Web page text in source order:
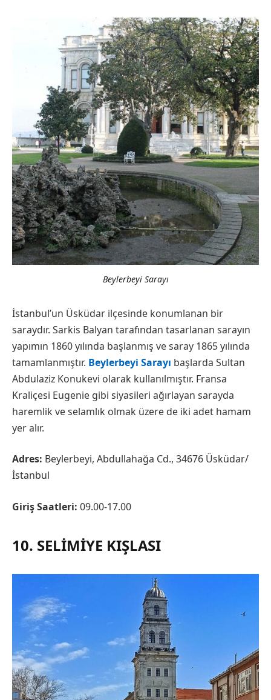
Beylerbeyi Sarayı
İstanbul’un Üsküdar ilçesinde konumlanan bir
saraydır. Sarkis Balyan tarafından tasarlanan sarayın
yapımın 1860 yılında başlanmış ve saray 1865 yılında
tamamlanmıştır. Beylerbeyi Sarayı başlarda Sultan
Abdulaziz Konukevi olarak kullanılmıştır. Fransa
Kraliçesi Eugenie gibi siyasileri ağırlayan sarayda
haremlik ve selamlık olmak üzere de iki adet hamam
yer alır.
Adres: Beylerbeyi, Abdullahağa Cd., 34676 Üsküdar/
İstanbul
Giriş Saatleri: 09.00-17.00
10. SELIMIYE KIŞLASI